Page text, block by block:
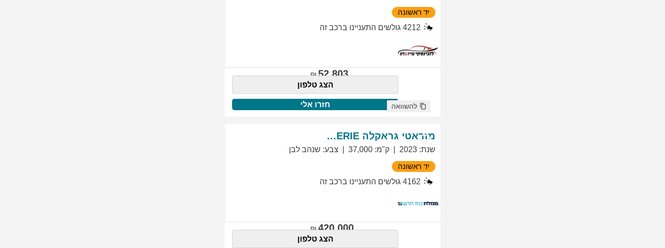
יד ראשונה
4212 גולשים התעניינו ברכב זה
52,803
הצג טלפון
חזרו אלי להשוואה
מזראטי גראקלה PRIMASERIE
שנת:
2023 ק"מ:
37,000 צבע: שנהב לבן
יד ראשונה
4162 גולשים התעניינו ברכב זה
420,000
הצג טלפון